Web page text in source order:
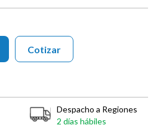
Cotizar
Despacho a Regiones
2 días hábiles